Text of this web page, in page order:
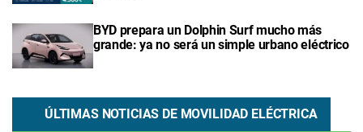
BYD prepara un Dolphin Surf mucho más
grande: ya no será un simple urbano eléctrico
ÚLTIMAS NOTICIAS DE MOVILIDAD ELÉCTRICA